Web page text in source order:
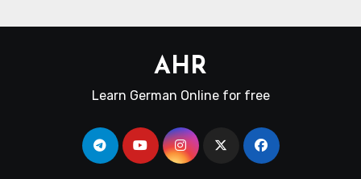
AHR
Learn German Online for free